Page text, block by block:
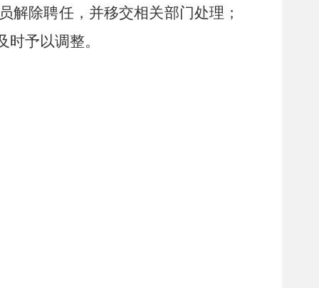
解除聘任，并移交相关部门处理；
时予以调整。